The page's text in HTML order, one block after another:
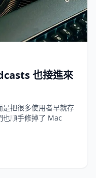
也接進來
把很多使用者早就存
也順手修掉了 Mac